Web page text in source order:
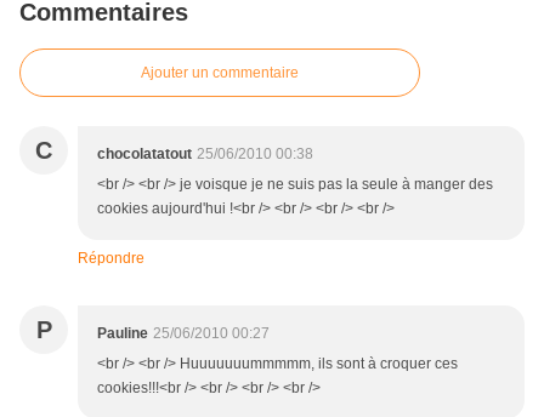
Commentaires
Ajouter un commentaire
C chocolatatout 25/06/2010 00:38
<br /> <br /> je voisque je ne suis pas la seule à manger des
cookies aujourd'hui !<br /> <br /> <br /> <br />
Répondre
P Pauline 25/06/2010 00:27
<br /> <br /> Huuuuuuummmmm, ils sont à croquer ces
cookies!!!<br /> <br /> <br /> <br />